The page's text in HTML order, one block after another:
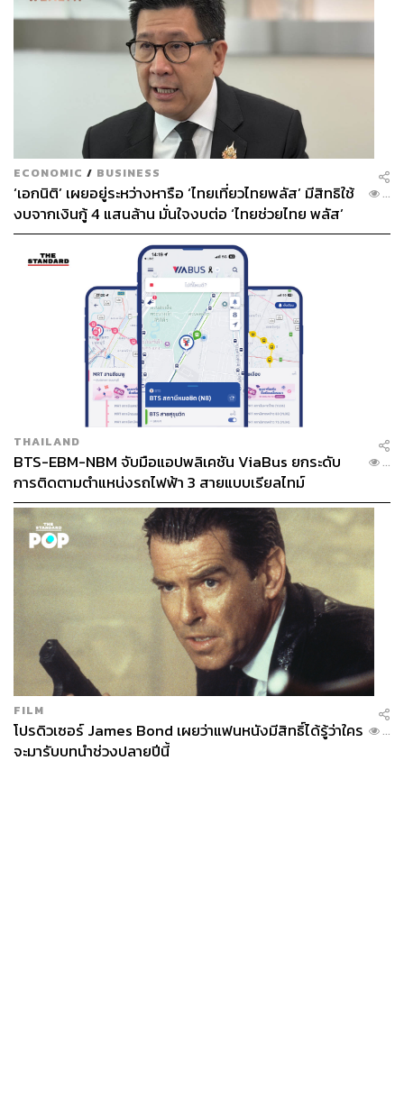
ECONOMIC / BUSINESS
‘เอกนิติ’ เผยอยู่ระหว่างหารือ ‘ไทยเที่ยวไทยพลัส’ มีสิทธิใช้
งบจากเงินกู้ 4 แสนล้าน มั่นใจงบต่อ ‘ไทยช่วยไทย พลัส’
เฟส 2 มีเพียงพอ
...
THAILAND
BTS-EBM-NBM จับมือแอปพลิเคชัน ViaBus ยกระดับ
การติดตามตำแหน่งรถไฟฟ้า 3 สายแบบเรียลไทม์
...
FILM
โปรดิวเซอร์ James Bond เผยว่าแฟนหนังมีสิทธิ์ได้รู้ว่าใคร
จะมารับบทนำช่วงปลายปีนี้
...